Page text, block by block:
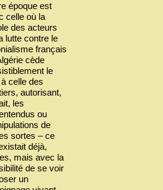
époque est
celle où la
des acteurs
lutte contre le
français
cède
le
celle des
autorisant,
les
ou
de
sortes – ce
déjà,
mais avec la
de se voir
un